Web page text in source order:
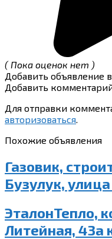
( Пока оценок нет )
Добавить объявление
Добавить
Для отправки
авторизоваться.
Похожие объявления
Газовик,
Бузулук, улица
ЭталонТепло,
Литейная, 43а